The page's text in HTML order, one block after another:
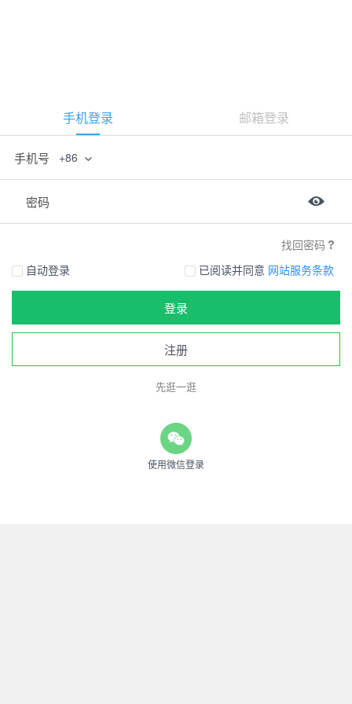
手机登录 邮箱登录
手机号 +86
密码
找回密码
自动登录
已阅读并同意 网站服务条款
登录
注册
先逛一逛
使用微信登录